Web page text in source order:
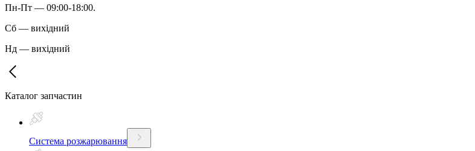
Пн-Пт — 09:00-18:00.
Сб — вихідний
Нд — вихідний
Каталог запчастин
Система розжарювання